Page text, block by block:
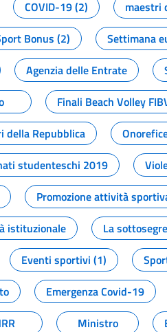
COVID-19 (2) maestri
Bonus (2) Settimana
Agenzia delle Entrate
Finali Beach Volley
della Repubblica
studenteschi 2019
Promozione attività
istituzionale La
Eventi sportivi (1)
Emergenza Covid-19
Ministro